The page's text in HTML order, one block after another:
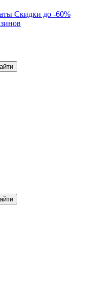
Скидки до -60%